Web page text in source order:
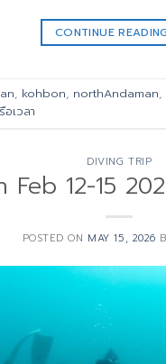
CONTINUE READING
, kohbon, northAndaman,
อเวลา
DIVING TRIP
Feb 12-15
POSTED ON MAY 15, 2026